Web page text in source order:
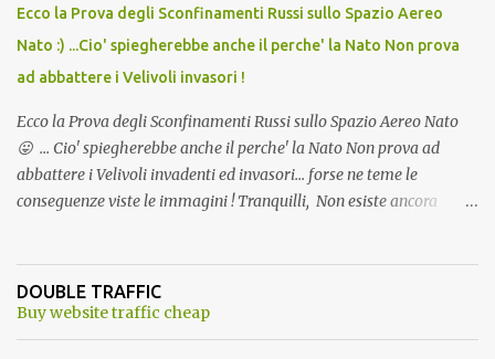
Ecco la Prova degli Sconfinamenti Russi sullo Spazio Aereo
Nato :) ...Cio' spiegherebbe anche il perche' la Nato Non prova
ad abbattere i Velivoli invasori !
Ecco la Prova degli Sconfinamenti Russi sullo Spazio Aereo Nato
😛 ... Cio' spiegherebbe anche il perche' la Nato Non prova ad
abbattere i Velivoli invadenti ed invasori... forse ne teme le
conseguenze viste le immagini ! Tranquilli, Non esiste ancora
ancora una fantasia Nato o forse una "False Flag", per provocare
una guerra mondiale che difficilmente da menti sane, potrebbe
DOUBLE TRAFFIC
Buy website traffic cheap